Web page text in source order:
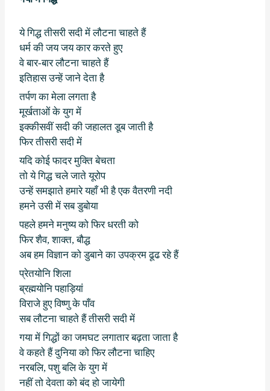
ये गिद्ध तीसरी सदी में लौटना चाहते हैं
धर्म की जय जय कार करते हुए
वे बार-बार लौटना चाहते हैं
इतिहास उन्हें जाने देता है
तर्पण का मेला लगता है
मूर्खताओं के युग में
इक्कीसवीं सदी की जहालत डूब जाती है
फिर तीसरी सदी में
यदि कोई फादर मुक्ति बेचता
तो ये गिद्ध चले जाते यूरोप
उन्हें समझाते हमारे यहाँ भी है एक वैतरणी नदी
हमने उसी में सब डुबोया
पहले हमने मनुष्य को फिर धरती को
फिर शैव,शाक्त,बौद्ध
अब हम विज्ञान को डुबाने का उपक्रम ढूढ रहे हैं
प्रेतयोनि शिला
ब्रह्मयोनि पहाड़ियां
विराजे हुए विष्णु के पाँव
सब लौटना चाहते हैं तीसरी सदी में
गया में गिद्धों का जमघट लगातार बढ़ता जाता है
वे कहते हैं दुनिया को फिर लौटना चाहिए
नरबलि,पशु बलि के युग में
नहीं तो देवता को बंद हो जायेगी